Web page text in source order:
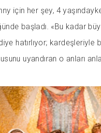
için her şey, 4
başladı. «Bu kadar
hatırlıyor;
uyandıran o anları